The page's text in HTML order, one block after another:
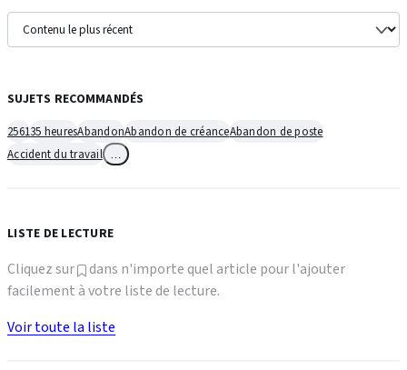
SUJETS RECOMMANDÉS
256135 heuresAbandonAbandon de créanceAbandon de poste
Accident du travail
LISTE DE LECTURE
Cliquez sur
dans n'importe quel article pour l'ajouter
facilement à votre liste de lecture.
Voir toute la liste